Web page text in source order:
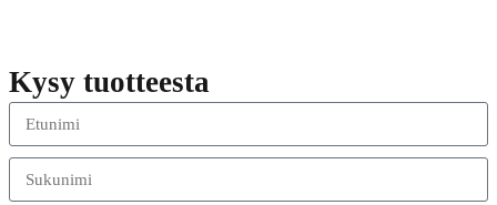
Kysy tuotteesta